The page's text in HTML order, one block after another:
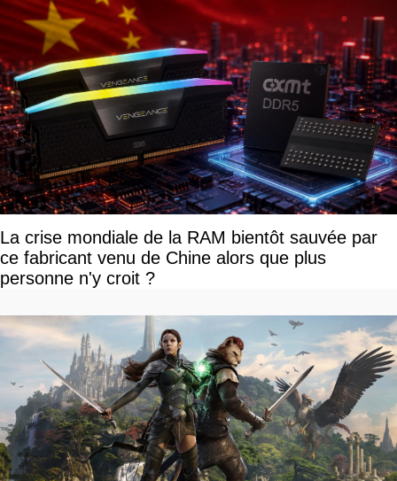
La crise mondiale de la RAM bientôt sauvée par
ce fabricant venu de Chine alors que plus
personne n'y croit ?